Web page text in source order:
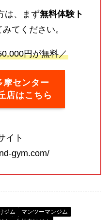
は、まず無料体験ト
てください。
円が無料／
摩センター
店はこちら
イト
gym.com/
ジム
マンツーマンジム